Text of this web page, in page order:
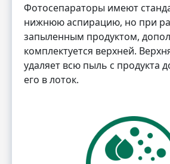
Фотосепараторы имеют
нижнюю аспирацию, но при
запыленным продуктом,
комплектуется верхней.
удаляет всю пыль с продукта
его в лоток.